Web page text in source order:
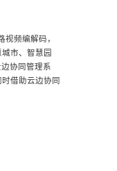
频编解码，
市、智慧园
协同管理系
借助云边协同